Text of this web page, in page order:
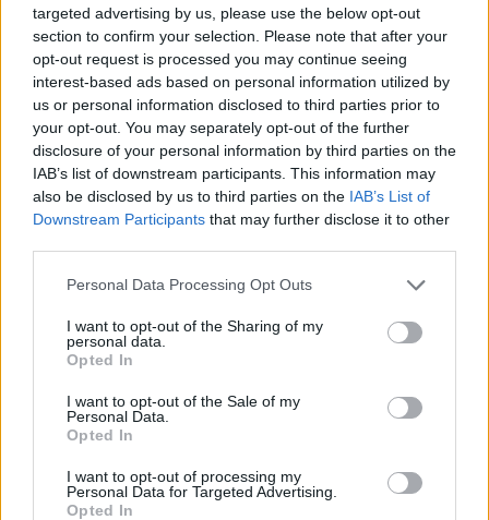
targeted advertising by us, please use the below opt-out
section to confirm your selection. Please note that after your
opt-out request is processed you may continue seeing
interest-based ads based on personal information utilized by
us or personal information disclosed to third parties prior to
your opt-out. You may separately opt-out of the further
disclosure of your personal information by third parties on the
IAB’s list of downstream participants. This information may
also be disclosed by us to third parties on the IAB’s List of
Downstream Participants that may further disclose it to other
Please note that this website/app uses one or more Google
not limited to your visit or usage behaviour. You may click to
grant or deny consent to Google and its third-party tags to
use your data for below specified purposes in below Google
consent section.
Personal Data Processing Opt Outs
I want to opt-out of the Sharing of my
personal data.
Opted In
I want to opt-out of the Sale of my
Personal Data.
Opted In
I want to opt-out of processing my
Personal Data for Targeted Advertising.
Opted In
Καλαμάτα
Ηρακλής
Μπαρτσελόνα
Ρεάλ Μαδρίτης
Ατλέτικο Μαδρίτης
Μάντσεστερ Σίτι
Λίβερπουλ
Τσέλσι
Όπως φαίνεται, έχουν γίνει σαφή βήματα που
διευκολύνουν την επισκευή της κονσόλας, αφού
για παράδειγμα είναι πιο εύκολα προσβάσιμη η
μπαταρία CMOS για την περίπτωση που χρειαστεί
να αλλάξει.
Το PS5 Pro έρχεται -όπως φαίνεται- και με 2GB
έξτρα DDR5 μνήμης που θα αξιοποιείται για το
λειτουργικό σύστημα, έτσι ώστε οι developers να
έχουν στη διάθεσή τους και τα 16GB μνήμης για τα
Το PS5 Pro έρχεται στην ελληνική αγορά στις 7